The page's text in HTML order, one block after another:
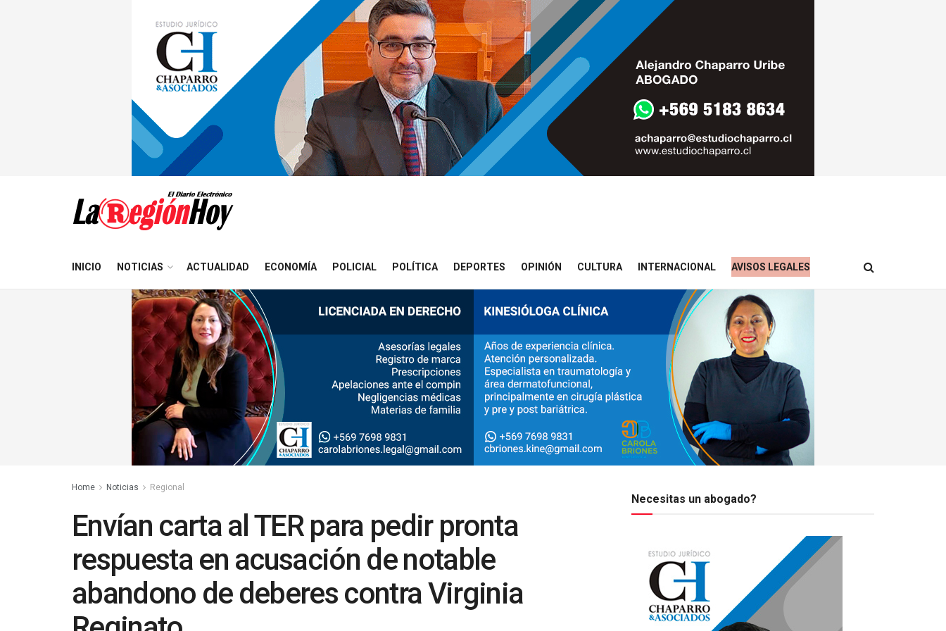
INICIO NOTICIAS ACTUALIDAD ECONOMÍA POLICIAL POLÍTICA DEPORTES OPINIÓN CULTURA INTERNACIONAL AVISOS LEGALES
Home Noticias Regional
Envían carta al TER para pedir pronta
respuesta en acusación de notable
abandono de deberes contra Virginia
Necesitas un abogado?